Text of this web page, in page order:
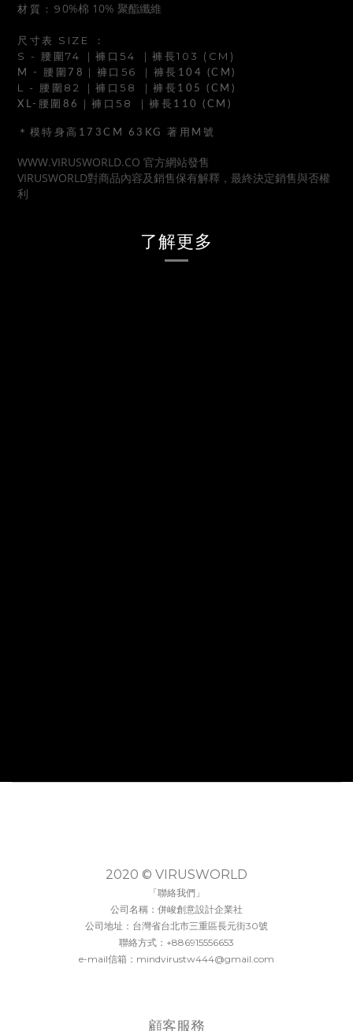
材質：9 0%棉 10% 聚酯纖維
尺寸表 SIZE ：
S - 腰圍74
｜褲口54 ｜褲長103 (CM)
M - 腰圍78 ｜褲口56 ｜褲長104 (CM)
L - 腰圍82 ｜褲口58
｜褲長105 (CM)
XL-腰圍86
｜褲口58 ｜褲長110 (CM)
＊模特身高173CM 63KG 著用M號
WWW.VIRUSWORLD.CO 官方網站發售
VIRUSWORLD對商品內容及銷售保有解釋，最終決定銷售與否權
利
了解更多
2020 © VIRUSWORLD
「聯絡我們」
公司名稱：併峻創意設計企業社
公司地址：台灣省台北市三重區長元街30號
聯絡方式：+886915556653
e-mail信箱：mindvirustw444@gmail.com
顧客服務